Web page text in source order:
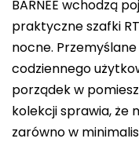
BARNEE wchodzą
praktyczne szafki
nocne.
codziennego
porządek w
kolekcji sprawia, że
zarówno w